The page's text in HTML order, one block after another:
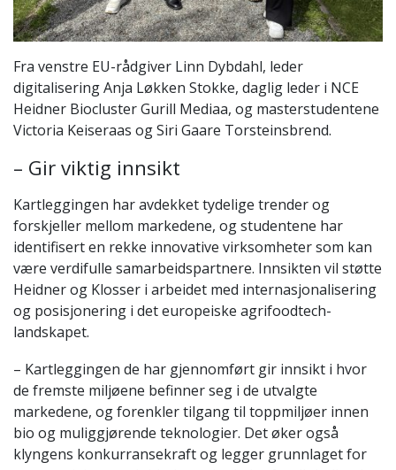
Fra venstre EU-rådgiver Linn Dybdahl, leder
digitalisering Anja Løkken Stokke, daglig leder i NCE
Heidner Biocluster Gurill Mediaa, og masterstudentene
Victoria Keiseraas og Siri Gaare Torsteinsbrend.
– Gir viktig innsikt
Kartleggingen har avdekket tydelige trender og
forskjeller mellom markedene, og studentene har
identifisert en rekke innovative virksomheter som kan
være verdifulle samarbeidspartnere. Innsikten vil støtte
Heidner og Klosser i arbeidet med internasjonalisering
og posisjonering i det europeiske agrifoodtech-
landskapet.
– Kartleggingen de har gjennomført gir innsikt i hvor
de fremste miljøene befinner seg i de utvalgte
markedene, og forenkler tilgang til toppmiljøer innen
bio og muliggjørende teknologier. Det øker også
klyngens konkurransekraft og legger grunnlaget for